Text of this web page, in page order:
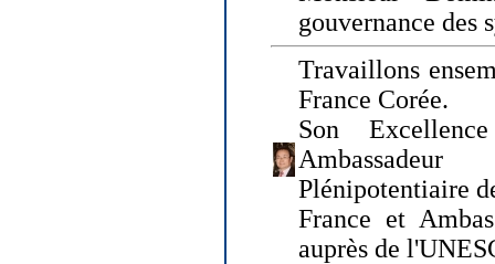
gouvernance des
Travaillons
France Corée.
Son
Plénipotentiaire
France et
auprès de